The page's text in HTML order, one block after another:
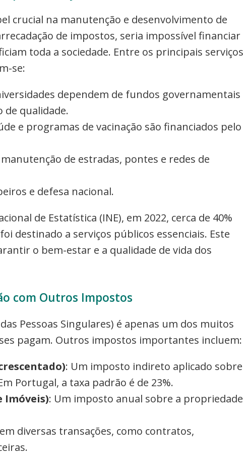
crucial na manutenção e desenvolvimento de
de impostos, seria impossível financiar
toda a sociedade. Entre os principais serviços
se:
dependem de fundos governamentais
de qualidade.
e programas de vacinação são financiados pelo
de estradas, pontes e redes de
e defesa nacional.
de Estatística (INE), em 2022, cerca de 40%
destinado a serviços públicos essenciais. Este
o bem-estar e a qualidade de vida dos
com Outros Impostos
Pessoas Singulares) é apenas um dos muitos
pagam. Outros impostos importantes incluem:
: Um imposto indireto aplicado sobre
Portugal, a taxa padrão é de 23%.
Imóveis): Um imposto anual sobre a propriedade
diversas transações, como contratos,